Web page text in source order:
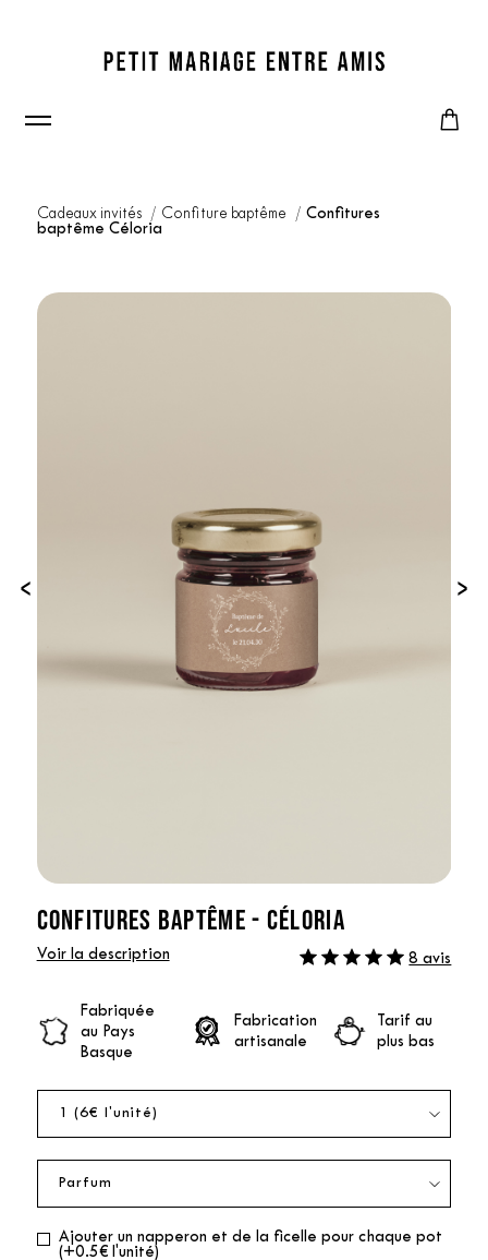
Cadeaux invités Confiture baptême
Confitures
baptême Céloria
‹ ›
CONFITURES BAPTÊME - CÉLORIA
Voir la description 8 avis
Fabriquée
au Pays
Basque
Fabrication
artisanale
Tarif au
plus bas
Ajouter un napperon et de la ficelle pour chaque pot
(+0.5€ l'unité)